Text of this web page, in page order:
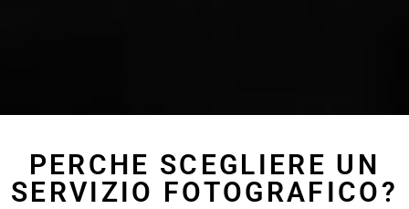
PERCHE SCEGLIERE UN
SERVIZIO FOTOGRAFICO?